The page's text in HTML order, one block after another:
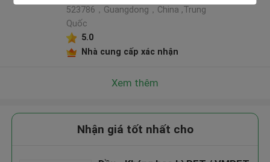
523786，Guangdong，China ,Trung
Quốc
5.0
Nhà cung cấp xác nhận
Xem thêm
Nhận giá tốt nhất cho